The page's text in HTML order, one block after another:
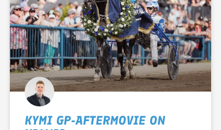
KYMI GP-AFTERMOVIE ON